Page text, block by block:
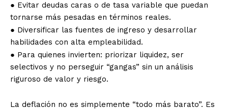
● Evitar deudas caras o de tasa variable que puedan
tornarse más pesadas en términos reales.
● Diversificar las fuentes de ingreso y desarrollar
habilidades con alta empleabilidad.
● Para quienes invierten: priorizar liquidez, ser
selectivos y no perseguir “gangas” sin un análisis
riguroso de valor y riesgo.
La deflación no es simplemente “todo más barato”. Es